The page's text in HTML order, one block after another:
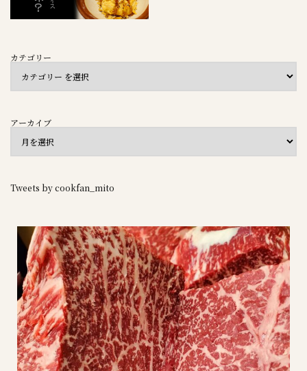
カテゴリー
アーカイブ
Tweets by cookfan_mito